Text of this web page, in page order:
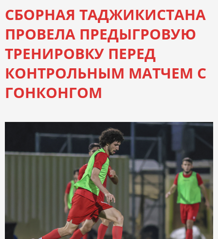
СБОРНАЯ ТАДЖИКИСТАНА
ПРОВЕЛА ПРЕДЫГРОВУЮ
ТРЕНИРОВКУ ПЕРЕД
КОНТРОЛЬНЫМ МАТЧЕМ С
ГОНКОНГОМ